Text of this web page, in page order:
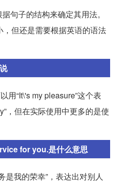
句子的结构来确定其用法。
但还是需要根据英语的语法
用“It\'s my pleasure”这个表
，但在实际使用中更多的是使
for you.是什么意思
是我的荣幸”，表达出对别人